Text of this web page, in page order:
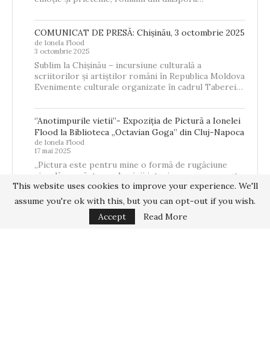
COMUNICAT DE PRESĂ: Chișinău, 3 octombrie 2025
de Ionela Flood
3 octombrie 2025
Sublim la Chișinău – incursiune culturală a
scriitorilor și artiștilor români în Republica Moldova
Evenimente culturale organizate în cadrul Taberei…
‘’Anotimpurile vietii’’- Expoziția de Pictură a Ionelei
Flood la Biblioteca „Octavian Goga” din Cluj-Napoca
de Ionela Flood
17 mai 2025
„Pictura este pentru mine o formă de rugăciune
vizuală – o căutare a luminii interioare care se naște
din memorie,…
This website uses cookies to improve your experience. We'll
assume you're ok with this, but you can opt-out if you wish.
Accept
Read More